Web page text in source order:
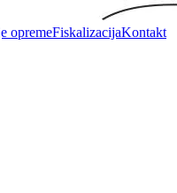
opremeFiskalizacijaKontakt